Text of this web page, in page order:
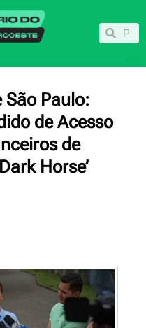
Pesquisar
São Paulo:
de Acesso
de
Horse’